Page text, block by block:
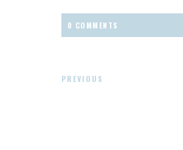
0 COMMENTS
PREVIOUS